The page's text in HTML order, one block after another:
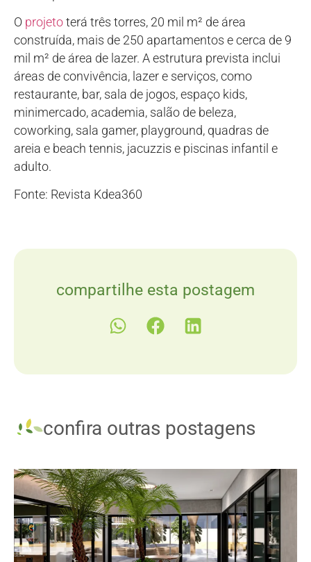
O projetoterá três torres, 20 mil m² de área
construída, mais de 250 apartamentos e cerca de 9
mil m² de área de lazer. A estrutura prevista inclui
áreas de convivência, lazer e serviços, como
restaurante, bar, sala de jogos, espaço kids,
minimercado, academia, salão de beleza,
coworking, sala gamer, playground, quadras de
areia e beach tennis, jacuzzis e piscinas infantil e
adulto.
Fonte: Revista Kdea360
compartilhe esta postagem
confira outras postagens